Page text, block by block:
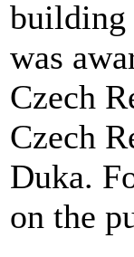
building
was
Czech
Czech
Duka.
on the